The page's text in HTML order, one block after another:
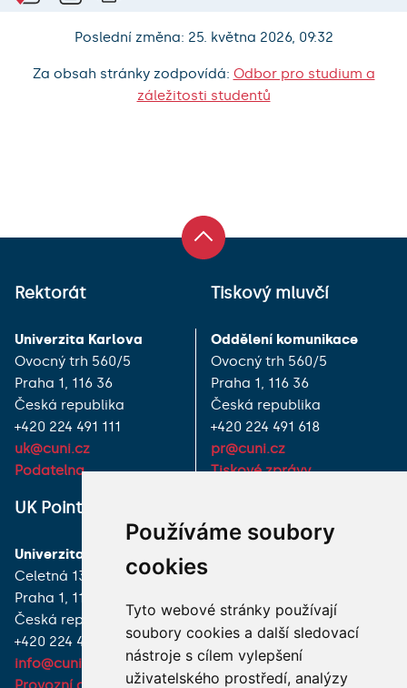
Používáme soubory
cookies
Tyto webové stránky používají
soubory cookies a další sledovací
nástroje s cílem vylepšení
uživatelského prostředí, analýzy
Poslední změna: 25. května 2026, 09:32
Za obsah stránky zodpovídá: Odbor pro studium a
záležitosti studentů
Rektorát
Univerzita Karlova
Ovocný trh 560/5
Praha 1, 116 36
Česká republika
+420 224 491 111
uk@cuni.cz
Podatelna
Tiskový mluvčí
Oddělení komunikace
Ovocný trh 560/5
Praha 1, 116 36
Česká republika
+420 224 491 618
pr@cuni.cz
Tiskové zprávy
UK Point
Univerzita Karlova
Celetná 13
Praha 1, 116 36
Česká republika
+420 224 491 850
info@cuni.cz
JAK K NÁM?